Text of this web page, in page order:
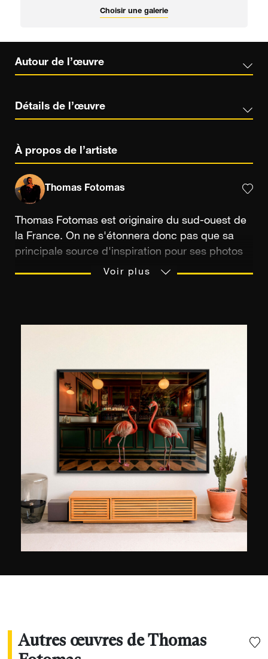
Choisir une galerie
Autour de l’œuvre
Détails de l’œuvre
À propos de l’artiste
Thomas Fotomas
Thomas Fotomas est originaire du sud-ouest de
la France. On ne s'étonnera donc pas que sa
principale source d'inspiration pour ses photos
soit…la plage et le surf ! Graphiste de formation
À travers ses photos, il veut avant tout exprimer
une émotion. Mélangeant photographie et digital
painting grâce au stylet de sa tablette
graphique. Ses rendus font penser à des temps
d’exposition longs, l’illusion est créée. Il donne
vie à des œuvres singulières et originales qui
tranchent avec les photos de plages habituelles
en assumant des couleurs vives et affirmées
ainsi qu'un mouvement linéaire qui lui est
caractéristique.
Voir plus
Autres œuvres de Thomas